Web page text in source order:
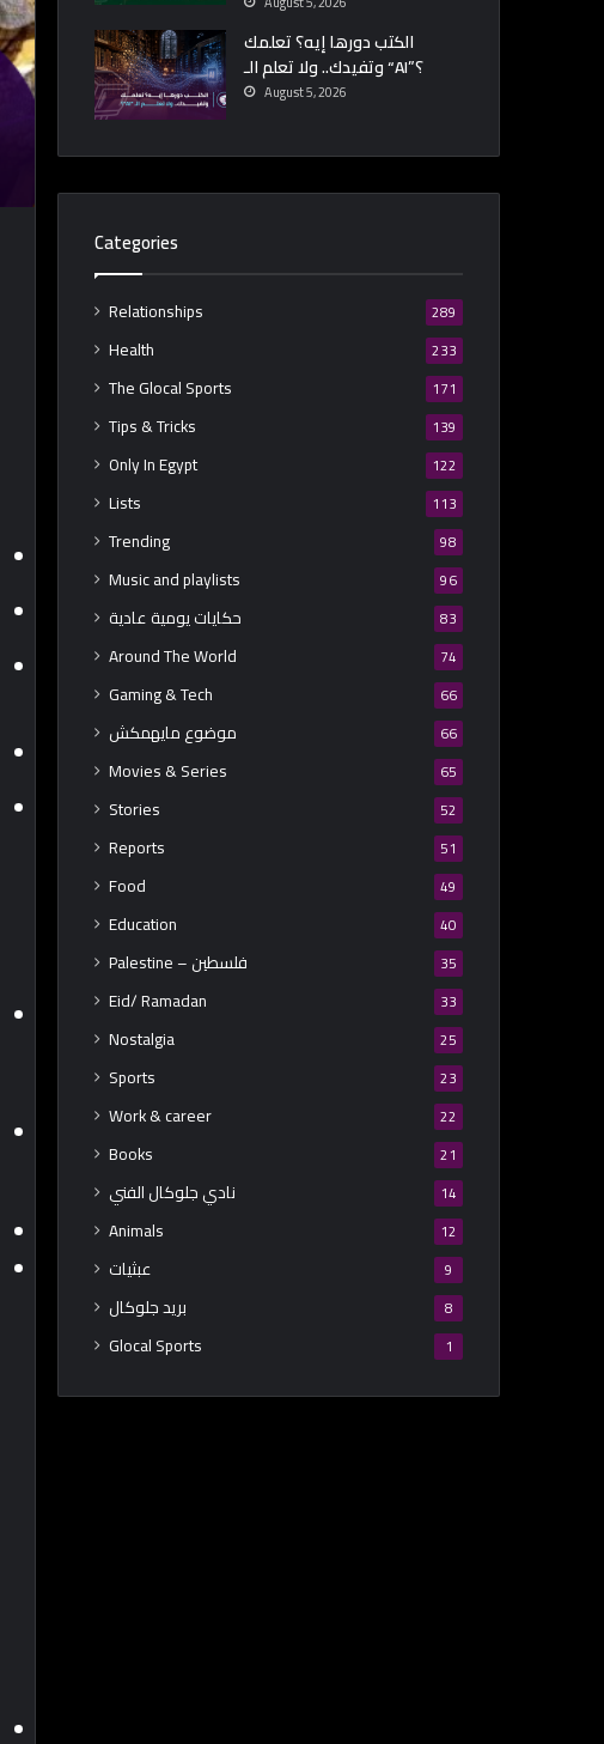
الكتب دورها إيه؟ تعلمك
وتفيدك.. ولا تعلم الـ “AI”؟
August 5, 2026
Categories
Relationships 289
Health 233
The Glocal Sports 171
Tips & Tricks 139
Only In Egypt 122
Lists 113
Trending 98
Music and playlists 96
حكايات يومية عادية 83
Around The World 74
Gaming & Tech 66
موضوع مايهمكش 66
Movies & Series 65
Stories 52
Reports 51
Food 49
Education 40
Palestine – فلسطين 35
Eid/ Ramadan 33
Nostalgia 25
Sports 23
Work & career 22
Books 21
نادي جلوكال الفني 14
Animals 12
عبثيات 9
بريد جلوكال 8
Glocal Sports 1